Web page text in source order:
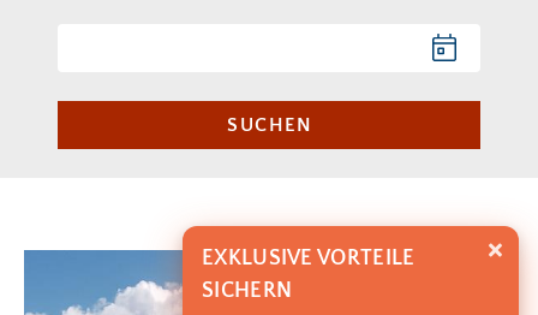
SUCHEN
EXKLUSIVE VORTEILE
SICHERN